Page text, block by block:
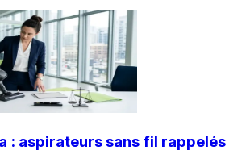
: aspirateurs sans fil rappelés